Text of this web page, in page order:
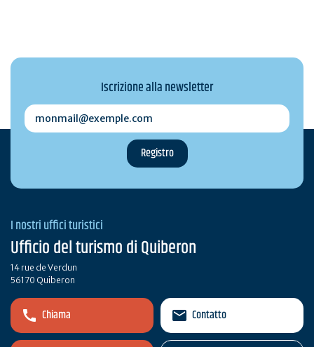
Iscrizione alla newsletter
monmail@exemple.com
I nostri uffici turistici
Ufficio del turismo di Quiberon
14 rue de Verdun
56170 Quiberon
Chiama Contatto